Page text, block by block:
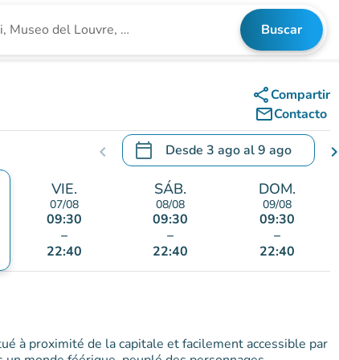
un establecimiento Buscar
shareCompartir
mail_outlineContacto
chevron_left calendar_today Desde 3 agoal9 ago
.Abra el calendario para cambiar laschevron_right
VIE.
07/08
09:30
–
22:40
SÁB.
08/08
09:30
–
22:40
DOM.
09/08
09:30
–
22:40
à proximité de la capitale et facilement accessible par